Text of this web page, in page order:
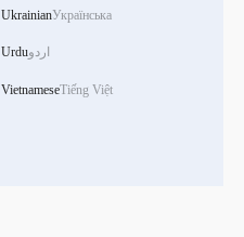
UkrainianУкраїнська
Urduاردو
VietnameseTiếng Việt